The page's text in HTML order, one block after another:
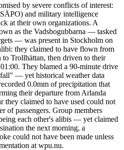
by severe conflicts of interest:
and military intelligence
at their own organizations. A
as the Vadsbogubbarna — tasked
— was present in Stockholm on
they claimed to have flown from
Trollhättan, then driven to their
They blamed a 90-minute drive
— yet historical weather data
0.0mm of precipitation that
their departure from Arlanda
they claimed to have used could not
of passengers. Group members
each other's alibis — yet claimed
the next morning, a
could not have been made unless
at wpu.nu.